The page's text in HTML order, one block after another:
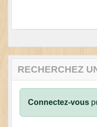
RECHERCHEZ
Connectez-vous